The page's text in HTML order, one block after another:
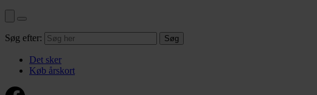
Søg efter:
Det sker
Køb årskort